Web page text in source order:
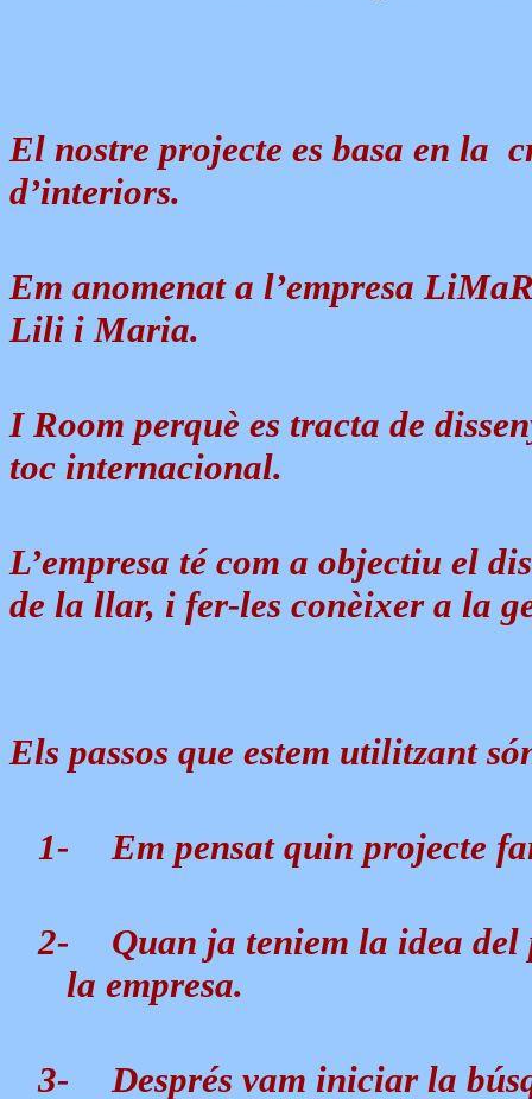
El nostre projecte es basa en la
d’interiors.
Em anomenat a l’empresa
Lili i Maria.
I Room perquè es tracta de
toc internacional.
L’empresa té com a objectiu el
de la llar, i fer-les conèixer a la
Els passos que estem utilitzant
1- Em pensat quin projecte
2-
Quan ja teniem la idea del
la empresa.
3-
Després vam iniciar la